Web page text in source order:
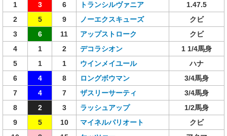
1 3 6 トランシルヴァニア
1.47.5
2
5 9 ノーエクスキューズ
クビ
3
6 11 アップストローク
クビ
4
1 2 デコラシオン
1 1/4馬身
5
1 1 ウインメイユール
ハナ
6
4 8 ロングボウマン
3/4馬身
7
4 7 ザスリーサーティ
3/4馬身
8
2 3 ラッシュアップ
1/2馬身
9
5 10 マイネルパリオート
クビ